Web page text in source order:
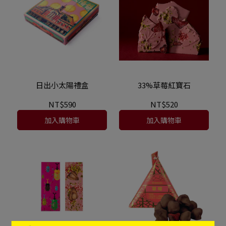
日出小太陽禮盒
NT$590
加入購物車
33%草莓紅寶石
NT$520
加入購物車